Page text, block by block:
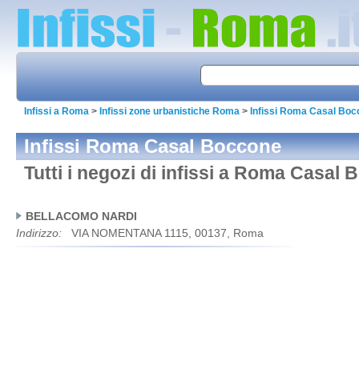
Infissi a Roma > Infissi zone urbanistiche Roma > Infissi Roma Casal
Infissi Roma Casal Boccone
Tutti i negozi di infissi a Roma Casal
BELLACOMO NARDI
Indirizzo:
VIA NOMENTANA 1115, 00137, Roma